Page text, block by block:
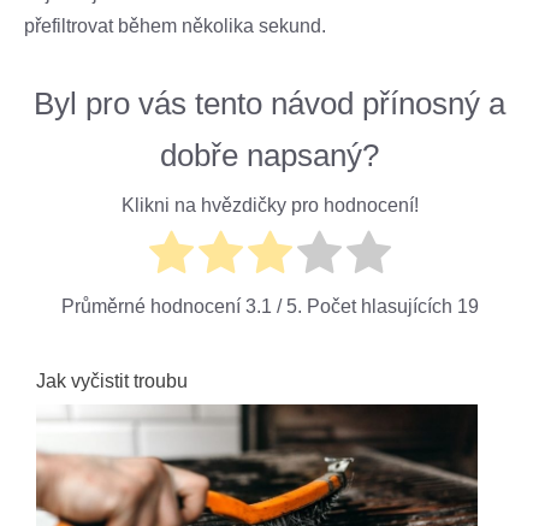
přefiltrovat během několika sekund.
Byl pro vás tento návod přínosný a
dobře napsaný?
Klikni na hvězdičky pro hodnocení!
Průměrné hodnocení 3.1 / 5. Počet hlasujících 19
Jak vyčistit troubu